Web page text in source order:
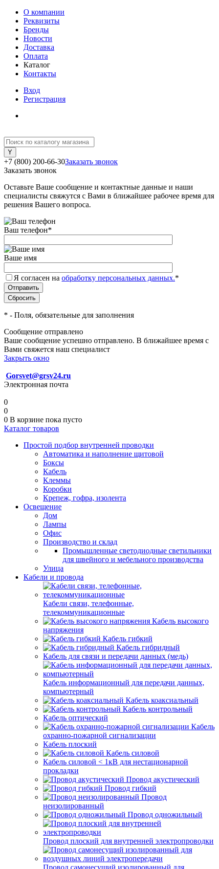
О компании
Реквизиты
Бренды
Новости
Доставка
Оплата
Каталог
Контакты
Вход
Регистрация
+7 (800) 200-66-30Заказать звонок
Заказать звонок
Оставьте Ваше сообщение и контактные данные и наши
специалисты свяжутся с Вами в ближайшее рабочее время для
решения Вашего вопроса.
Ваш телефон*
Ваше имя
Я согласен на обработку персональных данных.*
* - Поля, обязательные для заполнения
Сообщение отправлено
Ваше сообщение успешно отправлено. В ближайшее время с
Вами свяжется наш специалист
Закрыть окно
Gorsvet@grsv24.ru
Электронная почта
0
0
0 В корзине пока пусто
Каталог товаров
Простой подбор внутренней проводки
Автоматика и наполнение щитовой
Боксы
Кабель
Клеммы
Коробки
Крепеж, гофра, изолента
Освещение
Дом
Лампы
Офис
Производство и склад
Промышленные светодиодные светильники
для швейного и мебельного производства
Улица
Кабели и провода
Кабели связи, телефонные,
телекоммуникационные
Кабель высокого
напряжения
Кабель гибкий
Кабель гибридный
Кабель для связи и передачи данных (медь)
Кабель информационный для передачи данных,
компьютерный
Кабель коаксиальный
Кабель контрольный
Кабель оптический
Кабель
охранно-пожарной сигнализации
Кабель плоский
Кабель силовой
Кабель силовой < 1кВ для нестационарной
прокладки
Провод акустический
Провод гибкий
Провод
неизолированный
Провод одножильный
Провод плоский для внутренней электропроводки
Провод самонесущий изолированный для